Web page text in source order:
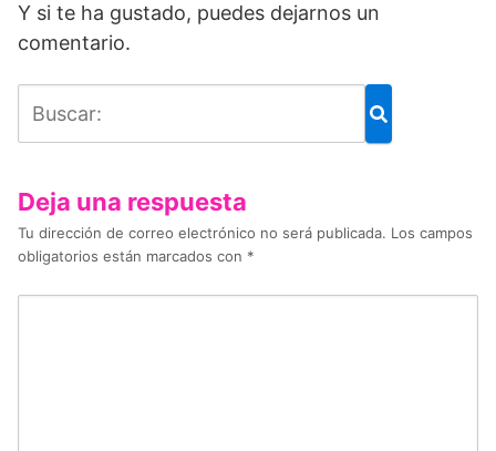
Y si te ha gustado, puedes dejarnos un
comentario.
Deja una respuesta
Tu dirección de correo electrónico no será publicada. Los campos
obligatorios están marcados con *